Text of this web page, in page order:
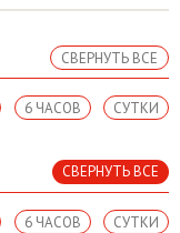
СВЕРНУТЬ ВСЕ
СУТКИ
6 ЧАСОВ
СВЕРНУТЬ ВСЕ
СУТКИ
6 ЧАСОВ